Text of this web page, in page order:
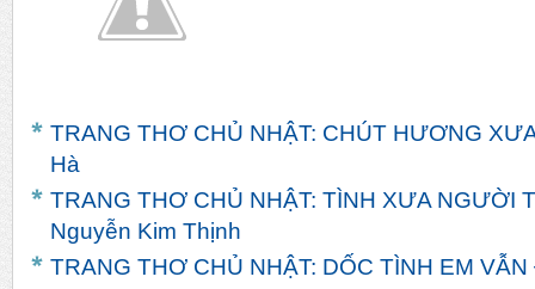
TRANG THƠ CHỦ NHẬT: CHÚT HƯƠNG
Hà
TRANG THƠ CHỦ NHẬT: TÌNH XƯA NGƯỜI
Nguyễn Kim Thịnh
TRANG THƠ CHỦ NHẬT: DỐC TÌNH EM